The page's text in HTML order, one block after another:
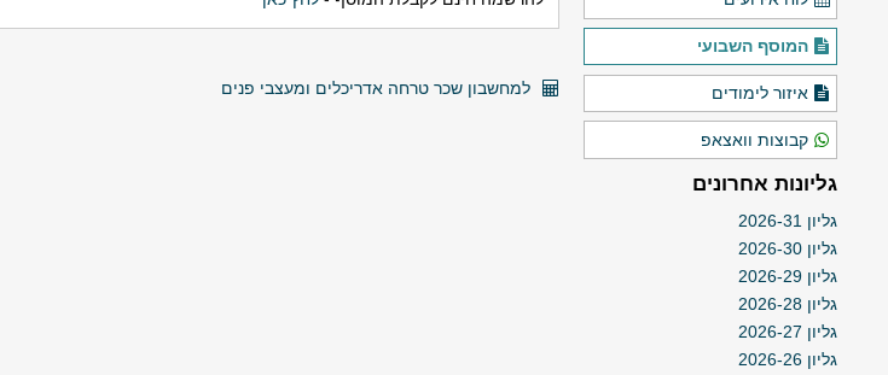
למחשבון שכר טרחה אדריכלים ומעצבי פנים
המוסף השבועי
איזור לימודים
קבוצות וואצאפ
גליונות אחרונים
גליון 2026-31
גליון 2026-30
גליון 2026-29
גליון 2026-28
גליון 2026-27
גליון 2026-26